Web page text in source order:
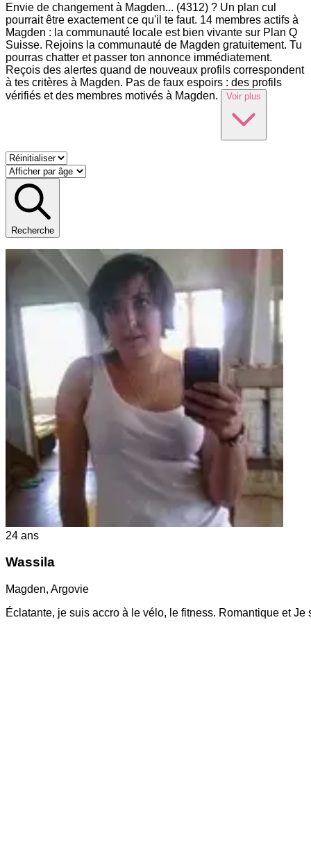
Envie de changement à Magden... (4312) ? Un plan cul
pourrait être exactement ce qu'il te faut. 14 membres actifs à
Magden : la communauté locale est bien vivante sur Plan Q
Suisse. Rejoins la communauté de Magden gratuitement. Tu
pourras chatter et passer ton annonce immédiatement.
Reçois des alertes quand de nouveaux profils correspondent
à tes critères à Magden. Pas de faux espoirs : des profils
vérifiés et des membres motivés à Magden.
Voir plus
Recherche
24 ans
Wassila
Magden, Argovie
Éclatante, je suis accro à le vélo, le fitness. Romantique et